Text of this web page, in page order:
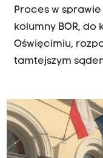
Proces w
kolumny BOR, do
Oświęcimiu,
tamtejszym
który prowadził
go o
przyznaje się do